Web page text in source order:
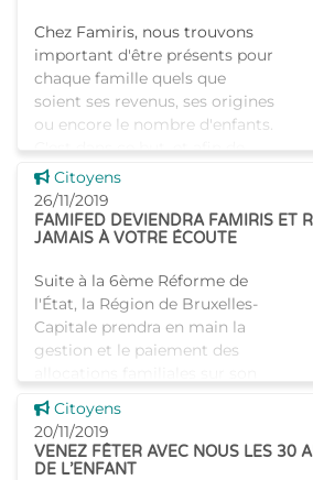
Chez Famiris, nous trouvons
important d'être présents pour
chaque famille quels que
soient ses revenus, ses origines
ou encore le nombre d'enfants.
C'est dans ce but, et afin de
poursuivre notre eng
Voir cette news
Citoyens
26/11/2019
FAMIFED DEVIENDRA FAMIRIS ET
JAMAIS À VOTRE ÉCOUTE
Suite à la 6ème Réforme de
l'État, la Région de Bruxelles-
Capitale prendra en main la
gestion et le paiement des
territoire dès le 1er janvier
2020. À cette date,
Voir cette news
Citoyens
20/11/2019
VENEZ FÊTER AVEC NOUS LES 30
DE L’ENFANT